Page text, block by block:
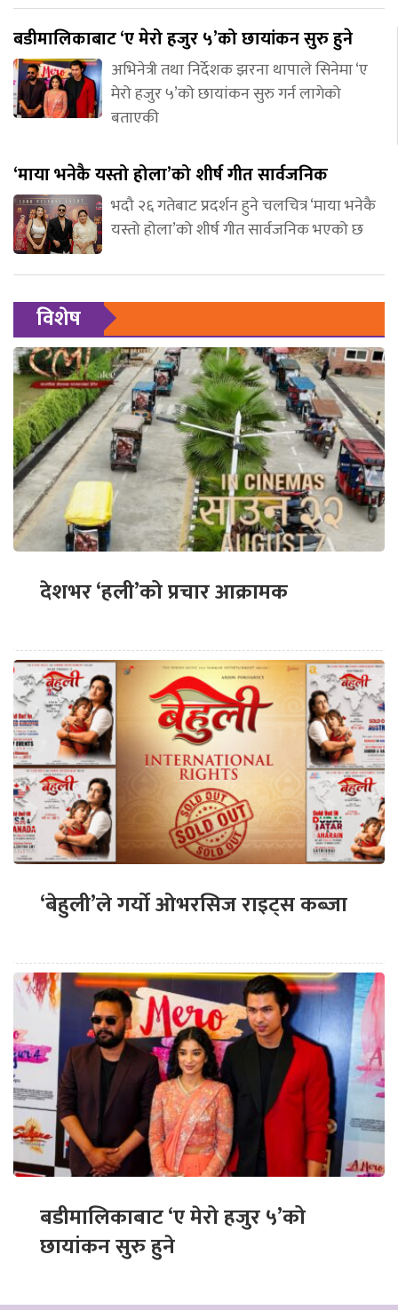
बडीमालिकाबाट ‘ए मेरो हजुर ५’को छायांकन सुरु हुने
अभिनेत्री तथा निर्देशक झरना थापाले सिनेमा ‘ए
मेरो हजुर ५’को छायांकन सुरु गर्न लागेको
बताएकी
‘माया भनेकै यस्तो होला’को शीर्ष गीत सार्वजनिक
भदौ २६ गतेबाट प्रदर्शन हुने चलचित्र ‘माया भनेकै
यस्तो होला’को शीर्ष गीत सार्वजनिक भएको छ
विशेष
देशभर ‘हली’को प्रचार आक्रामक
‘बेहुली’ले गर्यो ओभरसिज राइट्स कब्जा
बडीमालिकाबाट ‘ए मेरो हजुर ५’को
छायांकन सुरु हुने